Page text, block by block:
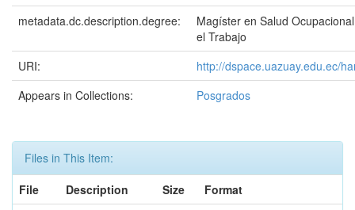
metadata.dc.description.degree:
Magíster en Salud
el Trabajo
URI:
http://dspace.uazuay.edu.ec/
Appears in Collections:
Posgrados
Files in This Item:
File
Description Size
Format